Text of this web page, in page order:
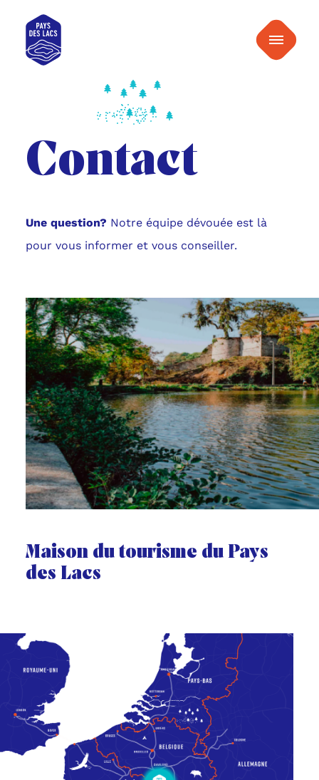
Pays
des
Menu
Contact
Une question? Notre équipe dévouée est là
pour vous informer et vous conseiller.
Maison du tourisme du Pays
des Lacs